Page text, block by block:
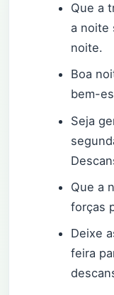
Que a
a noite
noite.
Boa
bem-
Seja
Que a
forças
Deixe
feira